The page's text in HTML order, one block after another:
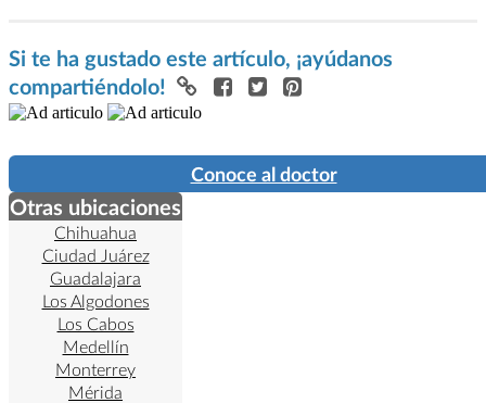
Si te ha gustado este artículo, ¡ayúdanos
compartiéndolo!
Conoce al doctor
Otras ubicaciones
Chihuahua
Ciudad Juárez
Guadalajara
Los Algodones
Los Cabos
Medellín
Monterrey
Mérida